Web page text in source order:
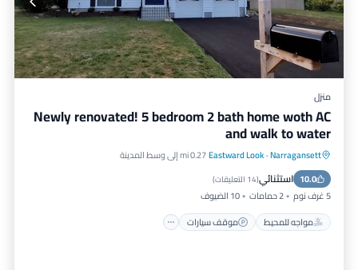
منزل
Newly renovated! 5 bedroom 2 bath home woth AC
and walk to water
Narragansett
·
Eastward Look0.27 mi إلى وسط المدينة
10.0 استثنائي(14 التعليقات )
5 غرف نوم 2 حمامات
10 الضيوف
مواجه للمحيط
موقف سيارات
مواجه للمحيط
موقف سيارات
إطلالة على المحيط